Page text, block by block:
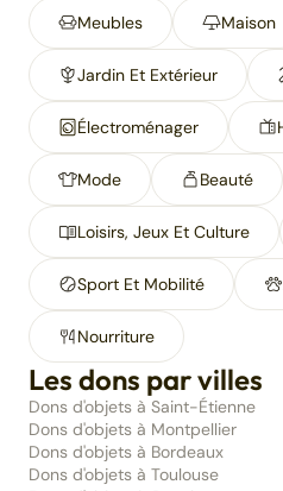
Meubles Maison
Jardin Et Extérieur
Électroménager
Mode Beauté
Loisirs, Jeux Et Culture
Sport Et Mobilité
Nourriture
Les dons par villes
Dons d'objets à Saint-Étienne
Dons d'objets à Montpellier
Dons d'objets à Bordeaux
Dons d'objets à Toulouse